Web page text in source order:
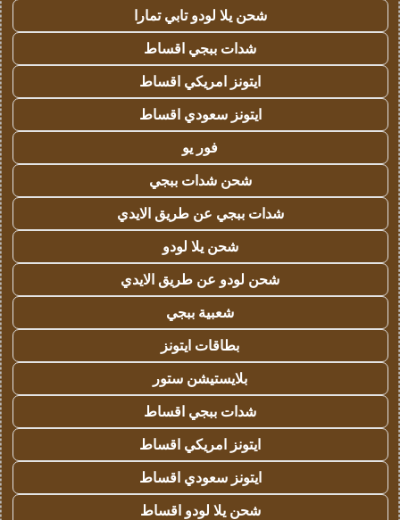
شحن يلا لودو تابي تمارا
شدات ببجي اقساط
ايتونز امريكي اقساط
ايتونز سعودي اقساط
فور يو
شحن شدات ببجي
شدات ببجي عن طريق الايدي
شحن يلا لودو
شحن لودو عن طريق الايدي
شعبية ببجي
بطاقات ايتونز
بلايستيشن ستور
شدات ببجي اقساط
ايتونز امريكي اقساط
ايتونز سعودي اقساط
شحن يلا لودو اقساط